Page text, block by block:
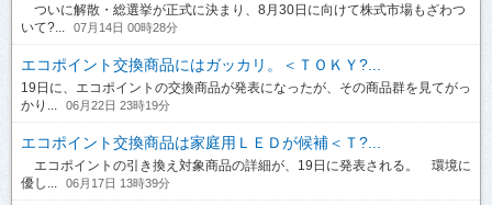
ついに解散・総選挙が正式に決まり、8月30日に向けて株式市場もざわつ
いて?...
07月14日 00時28分
エコポイント交換商品にはガッカリ。＜ＴＯＫＹ?...
19日に、エコポイントの交換商品が発表になったが、その商品群を見てがっ
かり...
06月22日 23時19分
エコポイント交換商品は家庭用ＬＥＤが候補＜Ｔ?...
エコポイントの引き換え対象商品の詳細が、19日に発表される。 環境に
優し...
06月17日 13時39分